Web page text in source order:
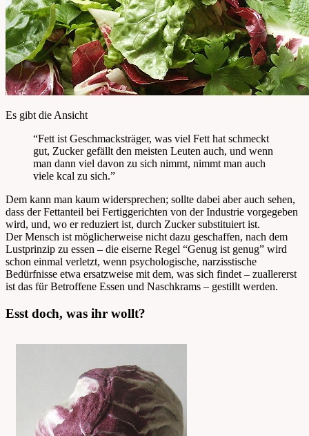
Es gibt die Ansicht
“Fett ist Geschmacksträger, was viel Fett hat schmeckt
gut, Zucker gefällt den meisten Leuten auch, und wenn
man dann viel davon zu sich nimmt, nimmt man auch
viele kcal zu sich.”
Dem kann man kaum widersprechen; sollte dabei aber auch sehen,
dass der Fettanteil bei Fertiggerichten von der Industrie vorgegeben
wird, und, wo er reduziert ist, durch Zucker substituiert ist.
Der Mensch ist möglicherweise nicht dazu geschaffen, nach dem
Lustprinzip zu essen – die eiserne Regel “Genug ist genug” wird
schon einmal verletzt, wenn psychologische, narzisstische
Bedürfnisse etwa ersatzweise mit dem, was sich findet – zuallererst
ist das für Betroffene Essen und Naschkrams – gestillt werden.
Esst doch, was ihr wollt?